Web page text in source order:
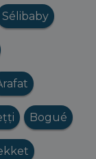
Sélibaby
Bogué